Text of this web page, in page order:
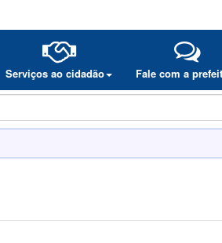
Serviços ao cidadão Fale com a